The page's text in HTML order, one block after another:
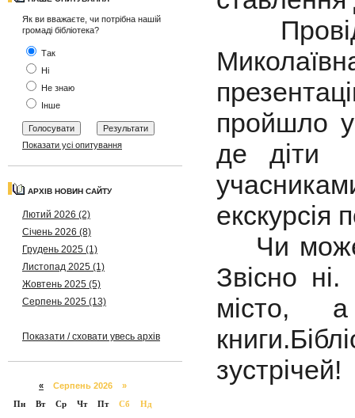
Як ви вважаєте, чи потрібна нашій
громаді бібліотека?
Так
Ні
Не знаю
Інше
Показати усі опитування
АРХІВ НОВИН САЙТУ
Лютий 2026 (2)
Січень 2026 (8)
Грудень 2025 (1)
Листопад 2025 (1)
Жовтень 2025 (5)
Серпень 2025 (13)
Показати / сховати увесь архів
« Серпень 2026 »
Пн
Вт Ср Чт Пт Сб Нд
пройшло у
де діти
екскурсія
Чи
Звісно
місто,
зустрічей!